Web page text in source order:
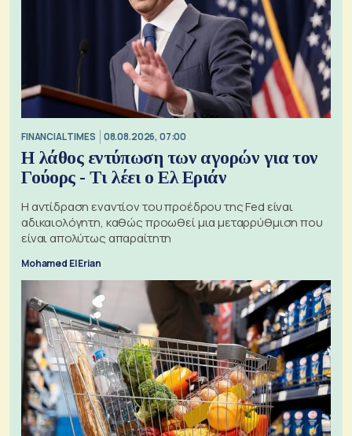
FINANCIAL TIMES 08.08.2026, 07:00
Η λάθος εντύπωση των αγορών για τον
Γούορς - Τι λέει ο Ελ Εριάν
Η αντίδραση εναντίον του προέδρου της Fed είναι
αδικαιολόγητη, καθώς προωθεί μια μεταρρύθμιση που
είναι απολύτως απαραίτητη
Mohamed El Erian